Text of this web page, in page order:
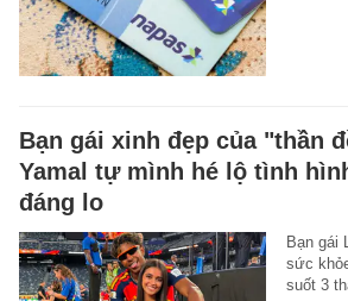
Bạn gái xinh đẹp của "thần
Yamal tự mình hé lộ tình
đáng lo
Bạn gái
sức
suốt 3